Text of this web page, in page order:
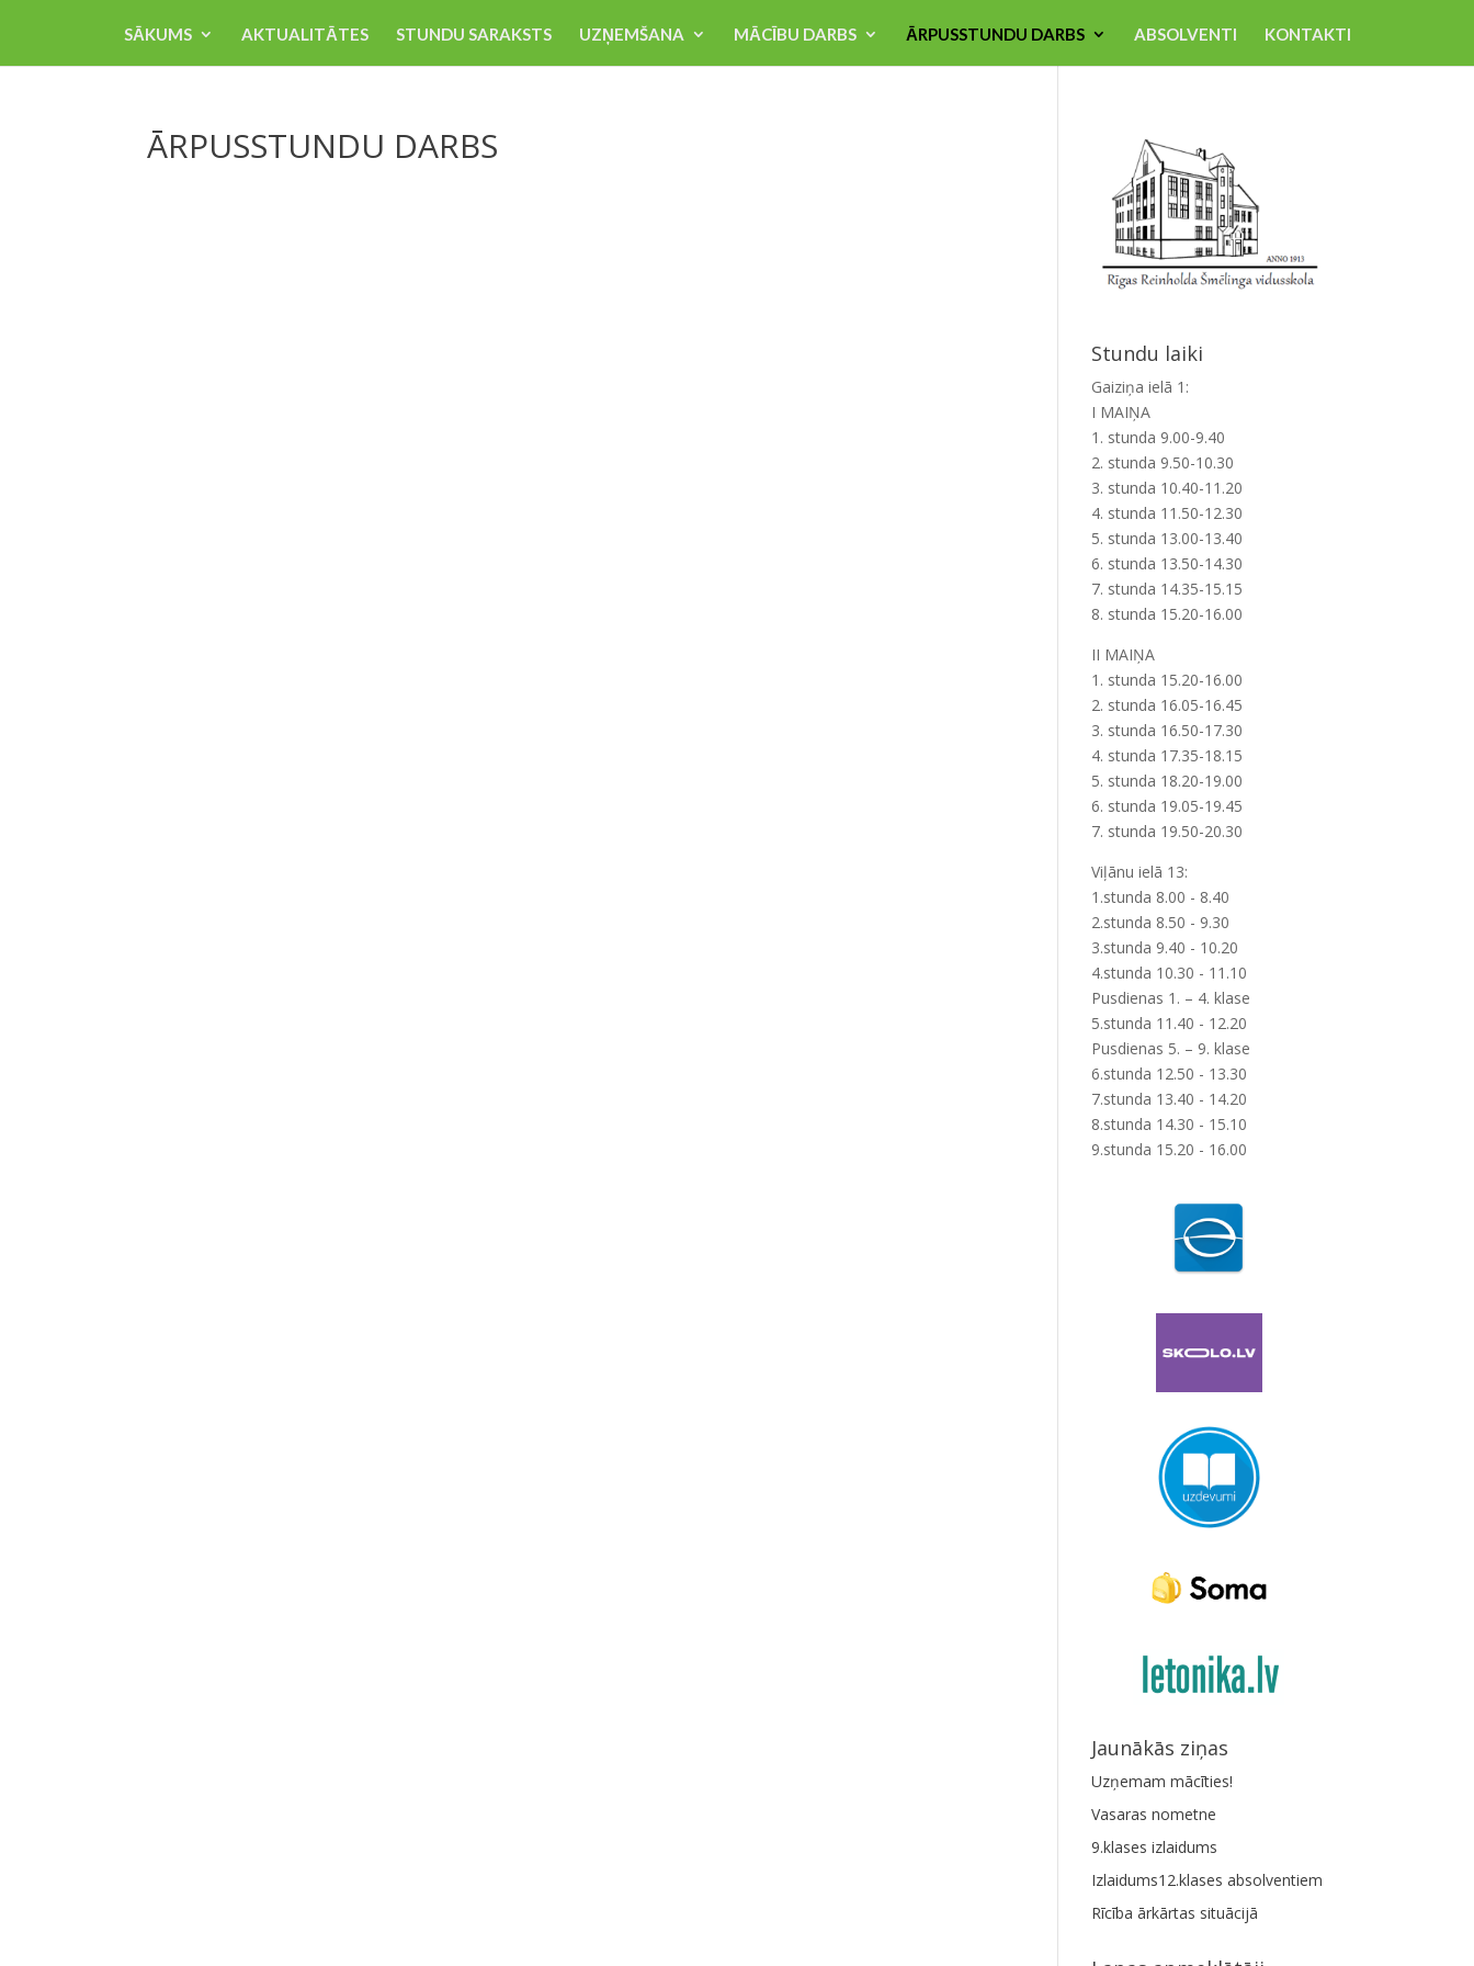
SĀKUMS AKTUALITĀTES STUNDU SARAKSTS UZŅEMŠANA MĀCĪBU DARBS ĀRPUSSTUNDU DARBS ABSOLVENTI KONTAKTI
ĀRPUSSTUNDU DARBS
Stundu laiki
Gaiziņa ielā 1:
I MAIŅA
1. stunda 9.00-9.40
2. stunda 9.50-10.30
3. stunda 10.40-11.20
4. stunda 11.50-12.30
5. stunda 13.00-13.40
6. stunda 13.50-14.30
7. stunda 14.35-15.15
8. stunda 15.20-16.00
II MAIŅA
1. stunda 15.20-16.00
2. stunda 16.05-16.45
3. stunda 16.50-17.30
4. stunda 17.35-18.15
5. stunda 18.20-19.00
6. stunda 19.05-19.45
7. stunda 19.50-20.30
Viļānu ielā 13:
1.stunda 8.00 - 8.40
2.stunda 8.50 - 9.30
3.stunda 9.40 - 10.20
4.stunda 10.30 - 11.10
Pusdienas 1. – 4. klase
5.stunda 11.40 - 12.20
Pusdienas 5. – 9. klase
6.stunda 12.50 - 13.30
7.stunda 13.40 - 14.20
8.stunda 14.30 - 15.10
9.stunda 15.20 - 16.00
Jaunākās ziņas
Uzņemam mācīties!
Vasaras nometne
9.klases izlaidums
Izlaidums12.klases absolventiem
Rīcība ārkārtas situācijā